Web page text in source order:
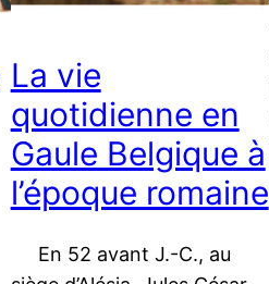
La vie
quotidienne en
Gaule Belgique à
l’époque romaine
En 52 avant J.-C., au